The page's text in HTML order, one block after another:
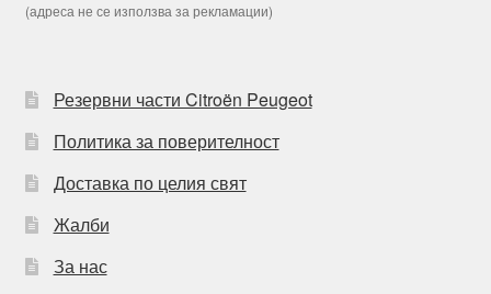
(адреса не се използва за рекламации)
Резервни части Citroën Peugeot
Политика за поверителност
Доставка по целия свят
Жалби
За нас